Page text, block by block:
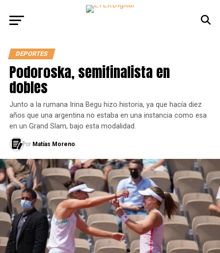
DEPORTES
Podoroska, semifinalista en
dobles
Junto a la rumana Irina Begu hizo historia, ya que hacía diez
años que una argentina no estaba en una instancia como esa
en un Grand Slam, bajo esta modalidad.
Por Matías Moreno